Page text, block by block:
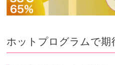
ホットプログラムで期